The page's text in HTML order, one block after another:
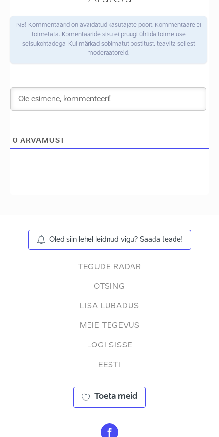
NB! Kommentaarid on avaldatud kasutajate poolt. Kommentaare ei
toimetata. Komentaaride sisu ei pruugi ühtida toimetuse
seisukohtadega. Kui märkad sobimatut postitust, teavita sellest
moderaatoreid.
0 ARVAMUST
Oled siin lehel leidnud vigu? Saada teade!
TEGUDE RADAR
OTSING
LISA LUBADUS
MEIE TEGEVUS
LOGI SISSE
EESTI
Toeta meid